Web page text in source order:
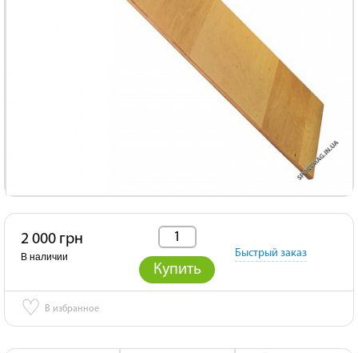
2 000 грн
В наличии
Купить
Быстрый заказ
♡ В избранное